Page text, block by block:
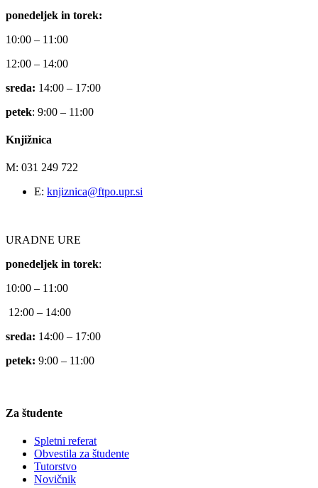
ponedeljek in torek:
10:00 – 11:00
12:00 – 14:00
sreda: 14:00 – 17:00
petek: 9:00 – 11:00
Knjižnica
M: 031 249 722
E: knjiznica@ftpo.upr.si
URADNE URE
ponedeljek in torek:
10:00 – 11:00
12:00 – 14:00
sreda: 14:00 – 17:00
petek: 9:00 – 11:00
Za študente
Spletni referat
Obvestila za študente
Tutorstvo
Novičnik